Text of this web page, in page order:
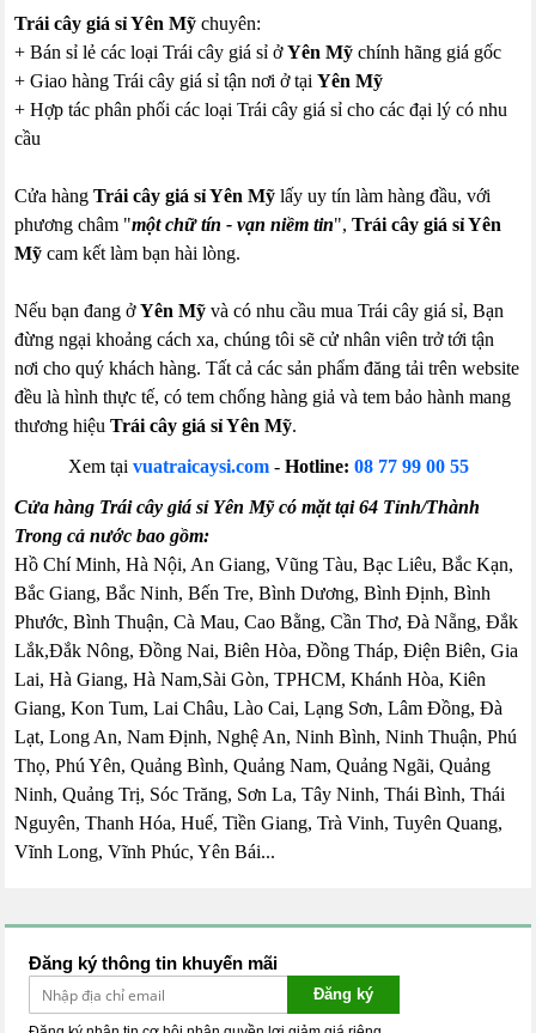
Trái cây giá sỉ Yên Mỹchuyên:
+ Bán sỉ lẻ các loại Trái cây giá sỉ ởYên Mỹ chính hãng giá gốc
+ Giao hàng Trái cây giá sỉ tận nơi ở tạiYên Mỹ
+ Hợp tác phân phối các loại Trái cây giá sỉ cho các đại lý có nhu
cầu
Cửa hàngTrái cây giá sỉ Yên Mỹ lấy uy tín làm hàng đầu, với
phương châm "một chữ tín - vạn niềm tin",Trái cây giá sỉ Yên
Mỹ cam kết làm bạn hài lòng.
Nếu bạn đang ởYên Mỹ và có nhu cầu mua Trái cây giá sỉ, Bạn
đừng ngại khoảng cách xa, chúng tôi sẽ cử nhân viên trở tới tận
nơi cho quý khách hàng. Tất cả các sản phẩm đăng tải trên website
đều là hình thực tế, có tem chống hàng giả và tem bảo hành mang
thương hiệuTrái cây giá sỉ Yên Mỹ.
Xem tại vuatraicaysi.com- Hotline: 08 77 99 00 55
Cửa hàng Trái cây giá sỉ Yên Mỹ có mặt tại 64 Tỉnh/Thành
Trong cả nước bao gồm:
Hồ Chí Minh, Hà Nội, An Giang, Vũng Tàu, Bạc Liêu, Bắc Kạn,
Bắc Giang, Bắc Ninh, Bến Tre, Bình Dương, Bình Định, Bình
Phước, Bình Thuận, Cà Mau, Cao Bằng, Cần Thơ, Đà Nẵng, Đắk
Lắk,Đắk Nông, Đồng Nai, Biên Hòa, Đồng Tháp, Điện Biên, Gia
Lai, Hà Giang, Hà Nam,Sài Gòn, TPHCM, Khánh Hòa, Kiên
Giang, Kon Tum, Lai Châu, Lào Cai, Lạng Sơn, Lâm Đồng, Đà
Lạt, Long An, Nam Định, Nghệ An, Ninh Bình, Ninh Thuận, Phú
Thọ, Phú Yên, Quảng Bình, Quảng Nam, Quảng Ngãi, Quảng
Ninh, Quảng Trị, Sóc Trăng, Sơn La, Tây Ninh, Thái Bình, Thái
Nguyên, Thanh Hóa, Huế, Tiền Giang, Trà Vinh, Tuyên Quang,
Vĩnh Long, Vĩnh Phúc, Yên Bái...
Đăng ký thông tin khuyến mãi
Đăng ký